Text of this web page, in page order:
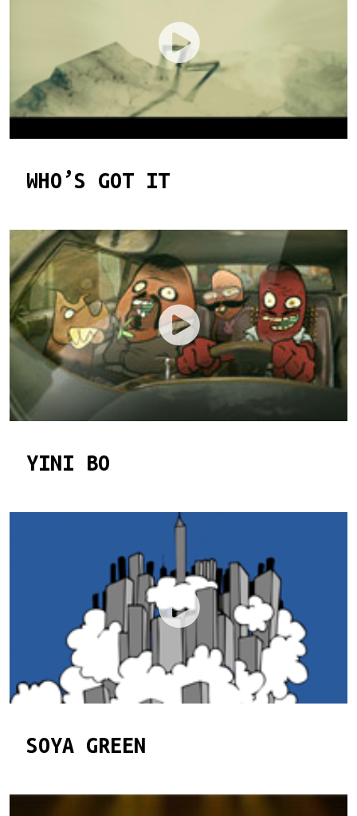
WHO’S GOT IT
YINI BO
SOYA GREEN